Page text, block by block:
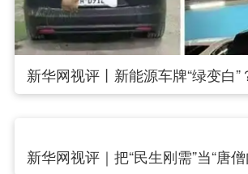
新华网视评丨新能源车牌“绿变白”
新华网视评｜把“民生刚需”当“唐